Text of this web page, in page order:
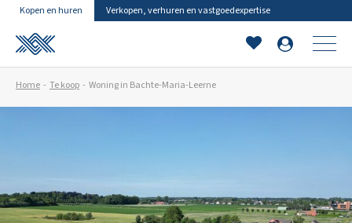
Kopen en huren Verkopen, verhuren en vastgoedexpertise
Home Te koop Woning in Bachte-Maria-Leerne